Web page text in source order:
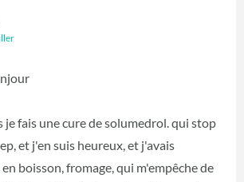
je fais une cure de solumedrol. qui stop
et j'en suis heureux, et j'avais
boisson, fromage, qui m'empêche de